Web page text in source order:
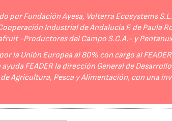
por Fundación Ayesa, Volterra Ecosystems
Industrial de Andalucía F. de Paula
-Productores del Campo S.C.A.- y
la Unión Europea al 80% con cargo al
FEADER la dirección General de
Agricultura, Pesca y Alimentación, con una